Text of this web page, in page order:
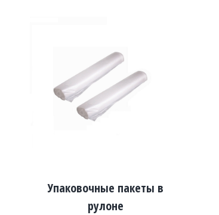
Упаковочные пакеты в
рулоне